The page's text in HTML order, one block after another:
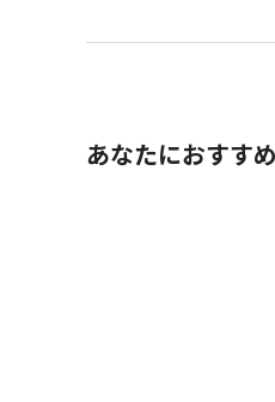
あなたにおすす